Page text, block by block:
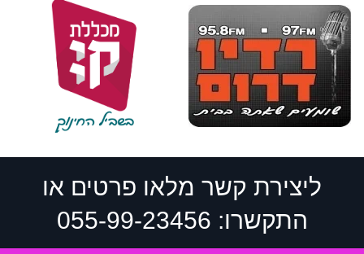
ליצירת קשר מלאו פרטים או
התקשרו: 055-99-23456